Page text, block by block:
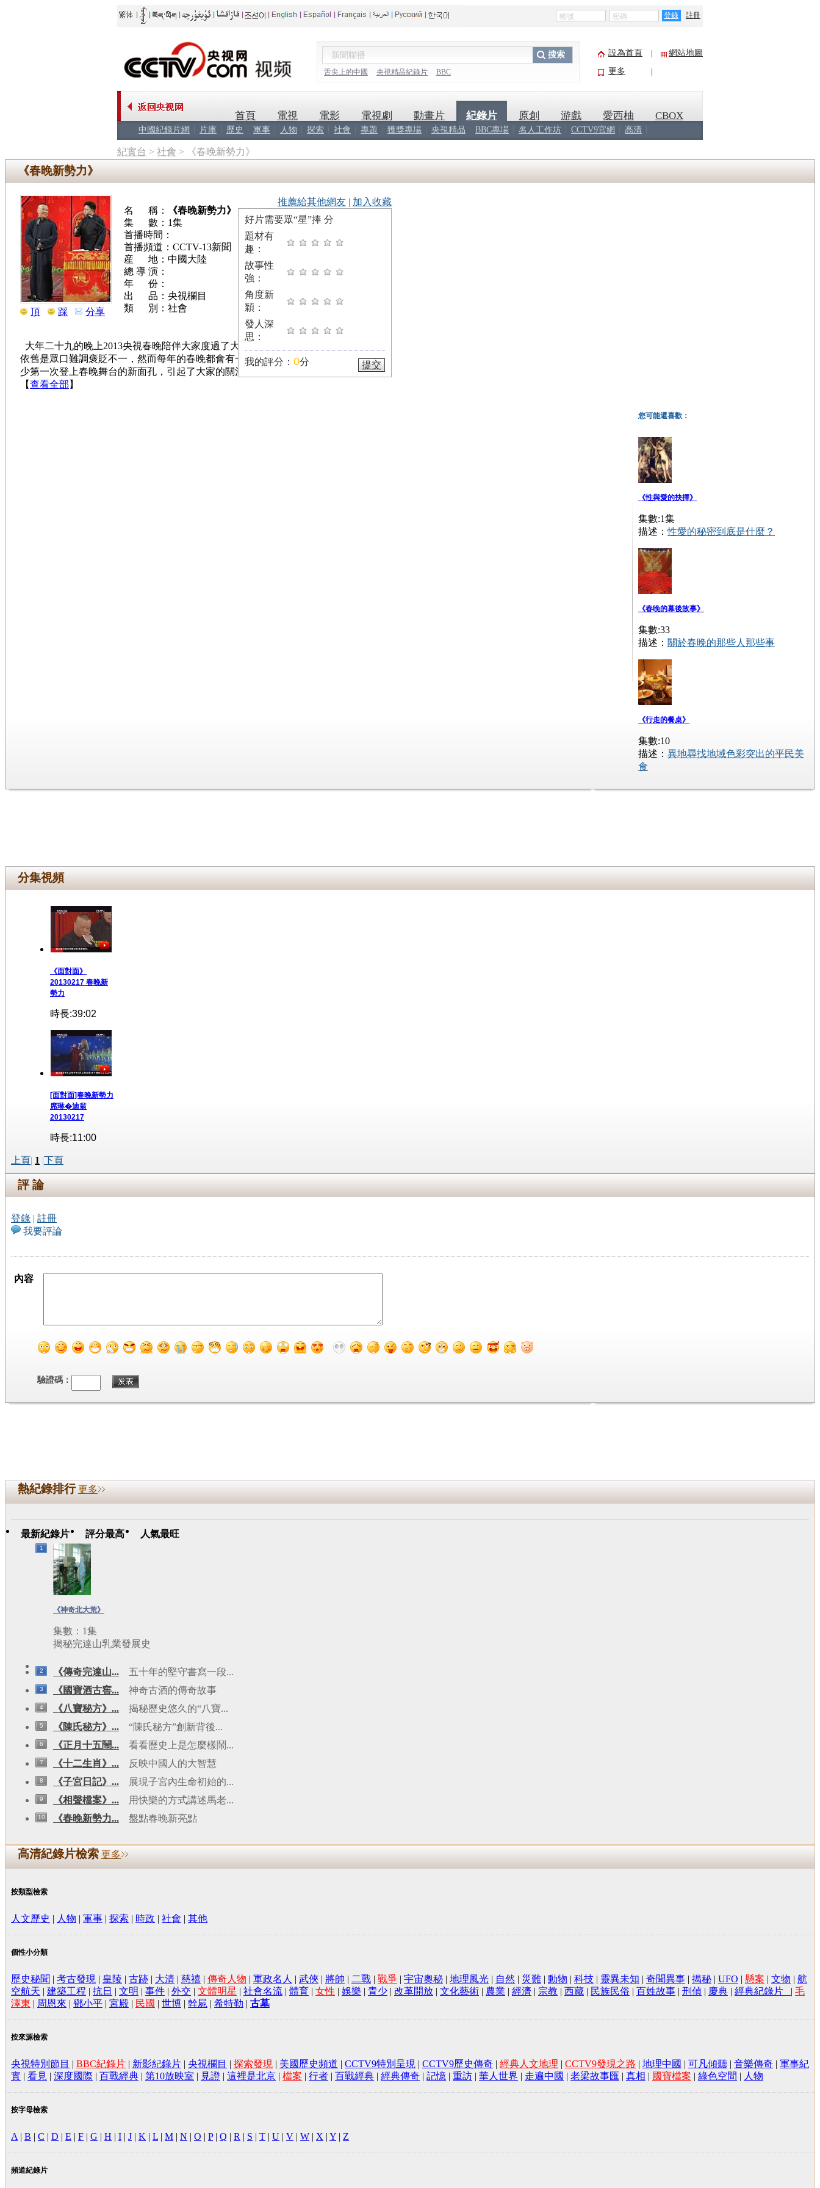
登錄 註冊
搜索
舌尖上的中國 央視精品紀錄片 BBC
設為首頁
網站地圖
更多
首頁 電視 電影 電視劇 動畫片 紀錄片
中國紀錄片網 片庫 歷史 軍事 人物 探索 社會 專題 獲獎專場 央視精品 BBC專場 名人工作坊 CCTV9官網 高清
原創 游戲 愛西柚 CBOX
紀實台 > 社會 > 《春晚新勢力》
《春晚新勢力》
頂 踩 分享
名 稱：
《春晚新勢力》
集 數：1集
首播時間：
首播頻道：CCTV-13新聞
産 地：中國大陸
總 導 演：
年 份：
出 品：央視欄目
類 別：社會
大年二十九的晚上2013央視春晚陪伴大家度過了大年夜，和每年一樣大家對央視春晚
依舊是眾口難調褒貶不一，然而每年的春晚都會有一些亮點，在今年的央視春晚就有不
少第一次登上春晚舞台的新面孔，引起了大家的關注
【查看全部 】
推薦給其他網友 | 加入收藏
好片需要眾“星”捧 分
題材有
趣：
故事性
強：
角度新
穎：
發人深
思：
我的評分： 0分 提交
您可能還喜歡：
《性與愛的抉擇》
集數:1集
描述：性愛的秘密到底是什麼？
《春晚的幕後故事》
集數:33
描述： 關於春晚的那些人那些事
《行走的餐桌》
集數:10
描述： 異地尋找地域色彩突出的平民美
食
分集視頻
《面對面》
20130217 春晚新
勢力
時長:39:02
[面對面]春晚新勢力
席琳�迪翁
20130217
時長:11:00
上頁| 1 |下頁
評 論
登錄 | 註冊
我要評論
內容
驗證碼：
熱紀錄排行 更多
最新紀錄片 評分最高 人氣最旺
1
《神奇北大荒》
集數：1集
揭秘完達山乳業發展史
2 《傳奇完達山... 五十年的堅守書寫一段...
3 《國寶酒古窖... 神奇古酒的傳奇故事
4 《八寶秘方》... 揭秘歷史悠久的“八寶...
5 《陳氏秘方》... “陳氏秘方”創新背後...
6 《正月十五鬧... 看看歷史上是怎麼樣鬧...
7 《十二生肖》... 反映中國人的大智慧
8 《子宮日記》... 展現子宮內生命初始的...
9 《相聲檔案》... 用快樂的方式講述馬老...
10 《春晚新勢力... 盤點春晚新亮點
高清紀錄片檢索 更多
按類型檢索
人文歷史 | 人物 | 軍事 | 探索 | 時政 | 社會 | 其他
個性小分類
歷史秘聞 | 考古發現 | 皇陵 | 古跡 | 大清 | 慈禧 | 傳奇人物 | 軍政名人 | 武俠 | 將帥 | 二戰 | 戰爭 | 宇宙奧秘 | 地理風光 | 自然 | 災難 | 動物 | 科技 | 靈異未知 | 奇聞異事 | 揭秘 | UFO | 懸案 | 文物 | 航
空航天 | 建築工程 | 抗日 | 文明 | 事件 | 外交 | 文體明星 | 社會名流 | 體育 | 女性 | 娛樂 | 青少 | 改革開放 | 文化藝術 | 農業 | 經濟 | 宗教 | 西藏 | 民族民俗 | 百姓故事 | 刑偵 | 慶典 | 經典紀錄片 | 毛
澤東 | 周恩來 | 鄧小平 | 宮殿 | 民國 | 世博 | 幹屍 | 希特勒 | 古墓
按來源檢索
央視特別節目 | BBC紀錄片 | 新影紀錄片 | 央視欄目 | 探索發現 | 美國歷史頻道 | CCTV9特別呈現 | CCTV9歷史傳奇 | 經典人文地理 | CCTV9發現之路 | 地理中國 | 可凡傾聽 | 音樂傳奇 | 軍事紀
實 | 看見 | 深度國際 | 百戰經典 | 第10放映室 | 見證 | 這裡是北京 | 檔案 | 行者 | 百戰經典 | 經典傳奇 | 記憶 | 重訪 | 華人世界 | 走遍中國 | 老梁故事匯 | 真相 | 國寶檔案 | 綠色空間 | 人物
按字母檢索
A | B | C | D | E | F | G | H | I | J | K | L | M | N | O | P| Q | R | S | T | U | V | W | X | Y | Z
頻道紀錄片